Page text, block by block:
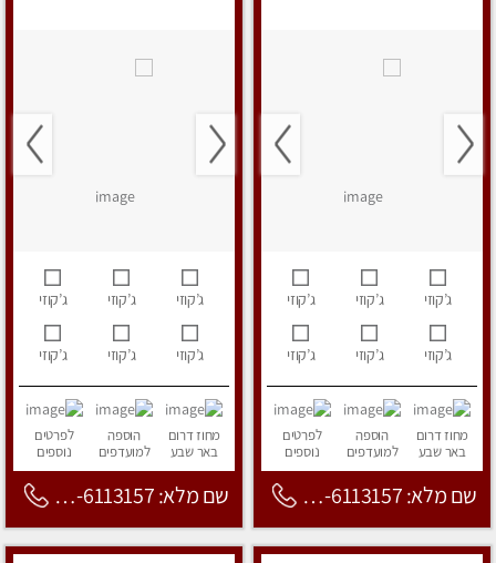
ג’קוזי ג’קוזי ג’קוזי
ג’קוזי ג’קוזי ג’קוזי
מחוז דרום
באר שבע
הוספה
למועדפים
לפרטים
נוספים
שם מלא: 053-6113157
ג’קוזי ג’קוזי ג’קוזי
ג’קוזי ג’קוזי ג’קוזי
מחוז דרום
באר שבע
הוספה
למועדפים
לפרטים
נוספים
שם מלא: 053-6113157